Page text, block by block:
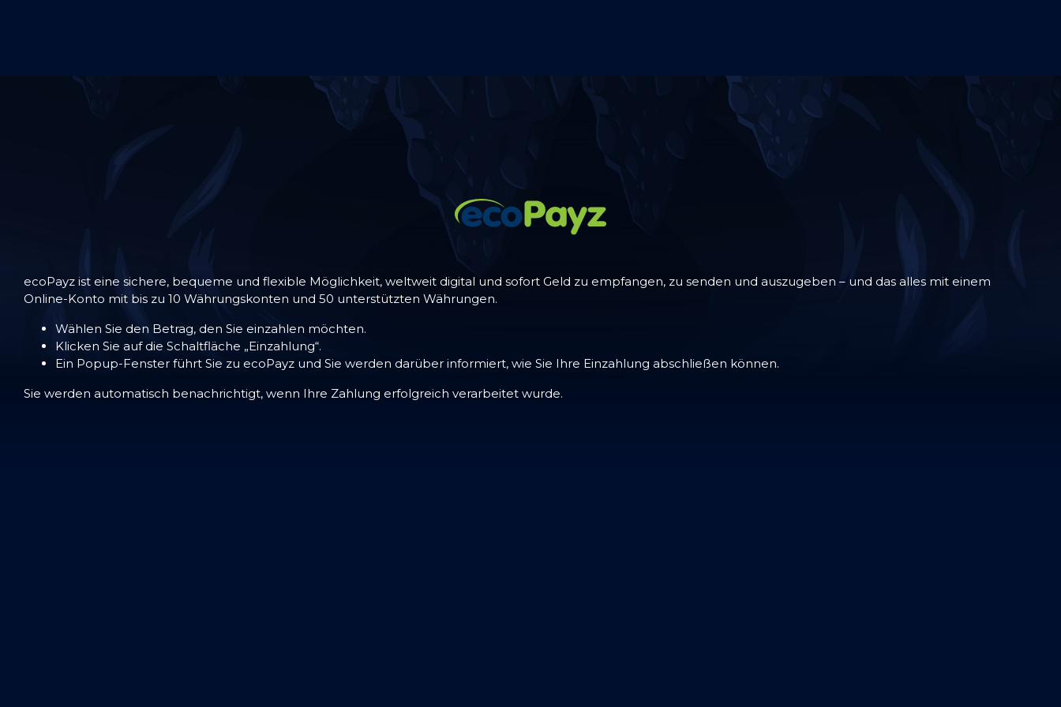
ecoPayz ist eine sichere, bequeme und flexible Möglichkeit, weltweit digital und sofort Geld zu empfangen, zu senden und auszugeben – und das alles mit einem
Online-Konto mit bis zu 10 Währungskonten und 50 unterstützten Währungen.
Wählen Sie den Betrag, den Sie einzahlen möchten.
Klicken Sie auf die Schaltfläche „Einzahlung“.
Ein Popup-Fenster führt Sie zu ecoPayz und Sie werden darüber informiert, wie Sie Ihre Einzahlung abschließen können.
Sie werden automatisch benachrichtigt, wenn Ihre Zahlung erfolgreich verarbeitet wurde.